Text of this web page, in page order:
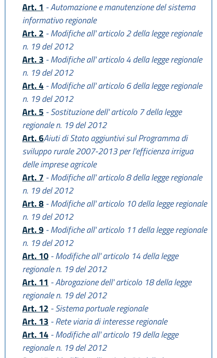
Art. 1 - Automazione e manutenzione del sistema
informativo regionale
Art. 2 - Modifiche all' articolo 2 della legge regionale
n. 19 del 2012
Art. 3 - Modifiche all' articolo 4 della legge regionale
n. 19 del 2012
Art. 4 - Modifiche all' articolo 6 della legge regionale
n. 19 del 2012
Art. 5 - Sostituzione dell' articolo 7 della legge
regionale n. 19 del 2012
Art. 6Aiuti di Stato aggiuntivi sul Programma di
sviluppo rurale 2007-2013 per l'efficienza irrigua
delle imprese agricole
Art. 7 - Modifiche all' articolo 8 della legge regionale
n. 19 del 2012
Art. 8 - Modifiche all' articolo 10 della legge regionale
n. 19 del 2012
Art. 9 - Modifiche all' articolo 11 della legge regionale
n. 19 del 2012
Art. 10 - Modifiche all' articolo 14 della legge
regionale n. 19 del 2012
Art. 11 - Abrogazione dell' articolo 18 della legge
regionale n. 19 del 2012
Art. 12 - Sistema portuale regionale
Art. 13 - Rete viaria di interesse regionale
Art. 14 - Modifiche all' articolo 19 della legge
regionale n. 19 del 2012